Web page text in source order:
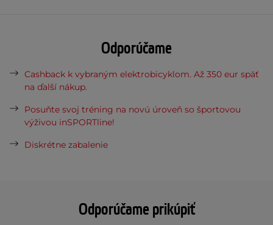
Odporúčame prikúpiť
Odporúčame
Cashback k vybraným elektrobicyklom. Až 350 eur späť
na ďalší nákup.
Posuňte svoj tréning na novú úroveň so športovou
výživou inSPORTline!
Diskrétne zabalenie